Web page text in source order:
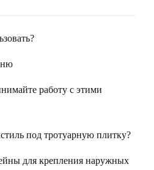
работу с этими
под тротуарную плитку?
для крепления наружных